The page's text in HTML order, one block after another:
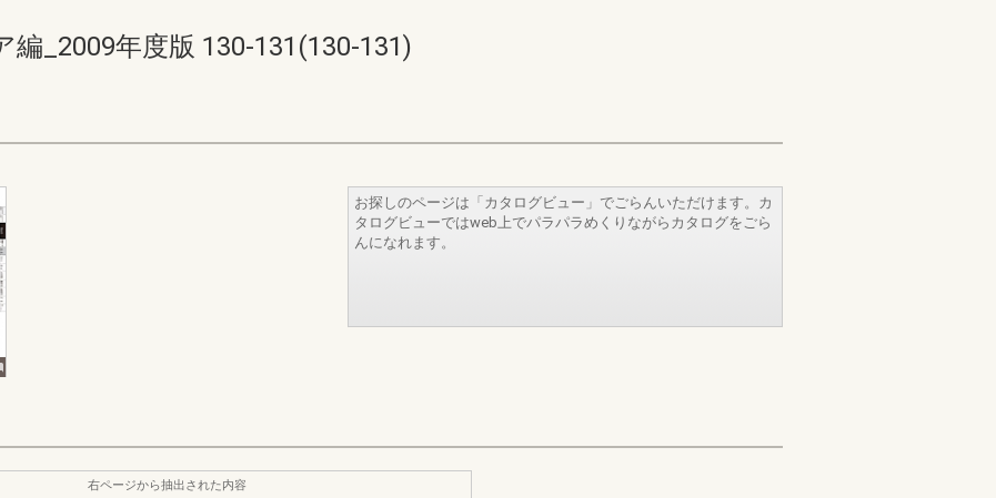
_2009年度版 130-131(130-131)
お探しのページは「カタログビュー」でごらんいただけます。カ
タログビューではweb上でパラパラめくりながらカタログをごら
んになれます。
右ページから抽出された内容